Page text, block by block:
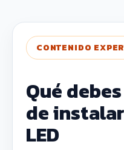
CONTENIDO
Qué
de
LED